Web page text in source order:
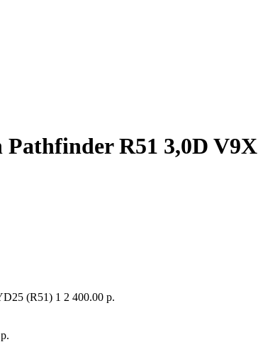
R51 3,0D V9X
(R51) 1 2 400.00 р.